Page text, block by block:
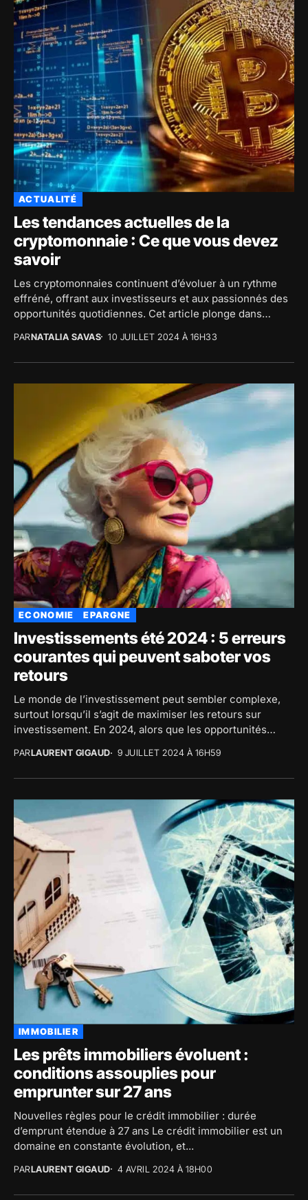
ACTUALITÉ
Les tendances actuelles de la
cryptomonnaie : Ce que vous devez
savoir
Les cryptomonnaies continuent d’évoluer à un rythme
effréné, offrant aux investisseurs et aux passionnés des
opportunités quotidiennes. Cet article plonge dans
PARNATALIA SAVAS 10 JUILLET 2024 À 16H33
ECONOMIE EPARGNE
Investissements été 2024 : 5 erreurs
courantes qui peuvent saboter vos
retours
Le monde de l’investissement peut sembler complexe,
surtout lorsqu’il s’agit de maximiser les retours sur
investissement. En 2024, alors que les opportunités
PARLAURENT GIGAUD 9 JUILLET 2024 À 16H59
IMMOBILIER
Les prêts immobiliers évoluent :
conditions assouplies pour
emprunter sur 27 ans
Nouvelles règles pour le crédit immobilier : durée
d’emprunt étendue à 27 ans Le crédit immobilier est un
domaine en constante évolution, et...
PARLAURENT GIGAUD 4 AVRIL 2024 À 18H00